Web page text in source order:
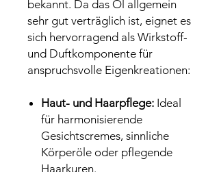
bekannt. Da das Öl allgemein
sehr gut verträglich ist, eignet es
sich hervorragend als Wirkstoff-
und Duftkomponente für
anspruchsvolle Eigenkreationen:
Haut- und Haarpflege: Ideal
für harmonisierende
Gesichtscremes, sinnliche
Körperöle oder pflegende
Haarkuren.